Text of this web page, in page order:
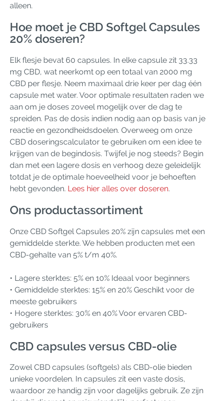
alleen.
Hoe moet je CBD Softgel Capsules
20% doseren?
Elk flesje bevat 60 capsules. In elke capsule zit 33.33
mg CBD, wat neerkomt op een totaal van 2000 mg
CBD per flesje. Neem maximaal drie keer per dag één
capsule met water. Voor optimale resultaten raden we
aan om je doses zoveel mogelijk over de dag te
spreiden. Pas de dosis indien nodig aan op basis van je
reactie en gezondheidsdoelen. Overweeg om onze
CBD doseringscalculator te gebruiken om een ​​idee te
krijgen van de begindosis. Twijfel je nog steeds? Begin
dan met een lagere dosis en verhoog deze geleidelijk
totdat je de optimale hoeveelheid voor je behoeften
hebt gevonden. Lees hier alles over doseren.
Ons productassortiment
Onze CBD Softgel Capsules 20% zijn capsules met een
gemiddelde sterkte. We hebben producten met een
CBD-gehalte van 5% t/m 40%.
• Lagere sterktes: 5% en 10% Ideaal voor beginners
• Gemiddelde sterktes: 15% en 20% Geschikt voor de
meeste gebruikers
• Hogere sterktes: 30% en 40% Voor ervaren CBD-
gebruikers
CBD capsules versus CBD-olie
Zowel CBD capsules (softgels) als CBD-olie bieden
unieke voordelen. In capsules zit een vaste dosis,
waardoor ze handig zijn voor dagelijks gebruik. Ze zijn